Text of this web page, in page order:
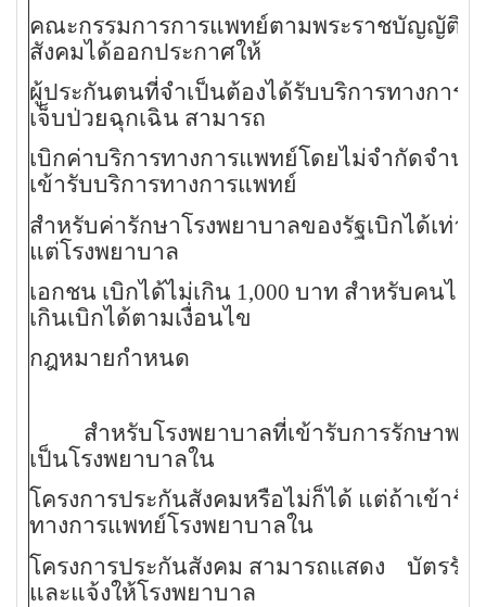
คณะกรรมการการแพทย์ตามพระราชบัญญัติป
สังคมได้ออกประกาศให้
ผู้ประกันตนที่จำเป็นต้องได้รับบริการทางการ
เจ็บป่วยฉุกเฉิน สามารถ
เบิกค่าบริการทางการแพทย์โดยไม่จำกัดจำน
เข้ารับบริการทางการแพทย์
สำหรับค่ารักษาโรงพยาบาลของรัฐเบิกได้เท่า
แต่โรงพยาบาล
เอกชน เบิกได้ไม่เกิน 1,000 บาท สำหรับคนไข้
เกินเบิกได้ตามเงื่อนไข
กฎหมายกำหนด
สำหรับโรงพยาบาลที่เข้ารับการรักษาพย
เป็นโรงพยาบาลใน
โครงการประกันสังคมหรือไม่ก็ได้ แต่ถ้าเข้ารับ
ทางการแพทย์โรงพยาบาลใน
โครงการประกันสังคม สามารถแสดง บัตรรับ
และแจ้งให้โรงพยาบาล